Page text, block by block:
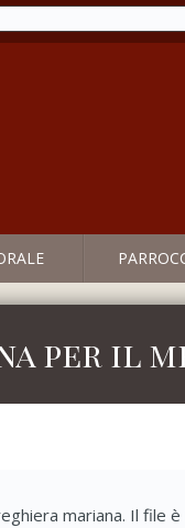
per il
mariana. Il file